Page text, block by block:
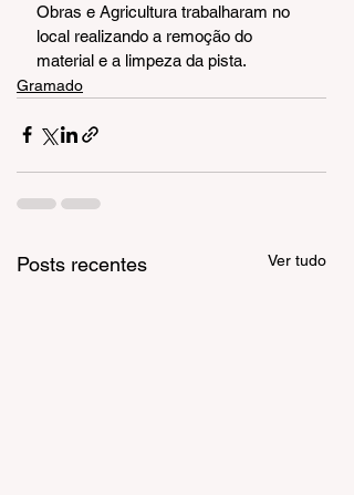
Obras e Agricultura trabalharam no
local realizando a remoção do
material e a limpeza da pista.
Gramado
Posts recentes Ver tudo